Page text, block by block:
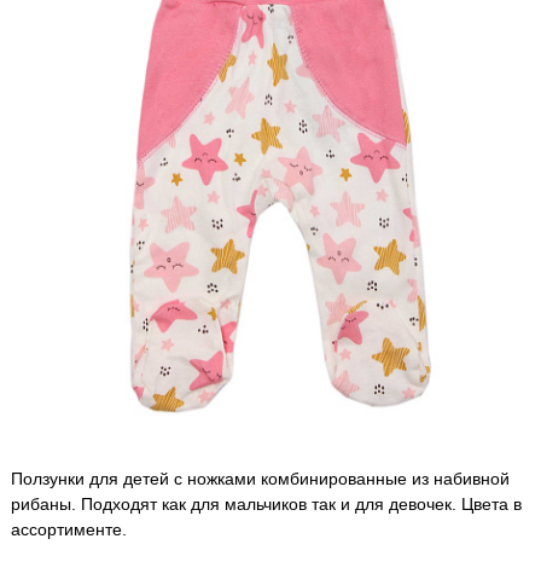
Ползунки для детей с ножками комбинированные из набивной
рибаны. Подходят как для мальчиков так и для девочек. Цвета в
ассортименте.